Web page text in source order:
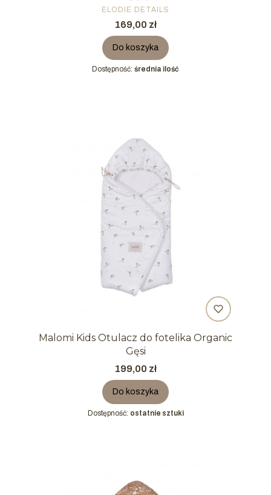
PRODUCENT
ELODIE DETAILS
Cena
169,00 zł
Do koszyka
Dostępność: średnia ilość
Malomi Kids Otulacz do fotelika Organic
Gęsi
Cena
199,00 zł
Do koszyka
Dostępność: ostatnie sztuki